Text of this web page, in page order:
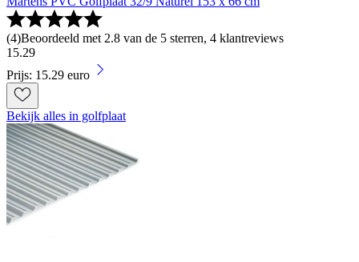
(4)Beoordeeld met 2.8 van de 5 sterren, 4 klantreviews
15.29
Prijs: 15.29 euro
Bekijk alles in golfplaat